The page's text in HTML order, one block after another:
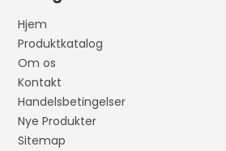
Hjem
Produktkatalog
Om os
Kontakt
Handelsbetingelser
Nye Produkter
Sitemap